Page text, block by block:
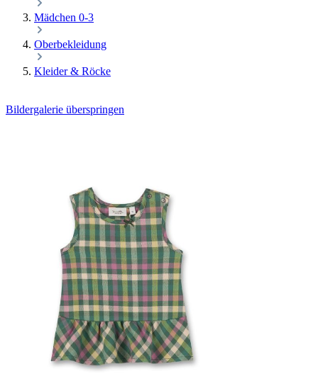
Mädchen 0-3
Oberbekleidung
Kleider & Röcke
Bildergalerie überspringen